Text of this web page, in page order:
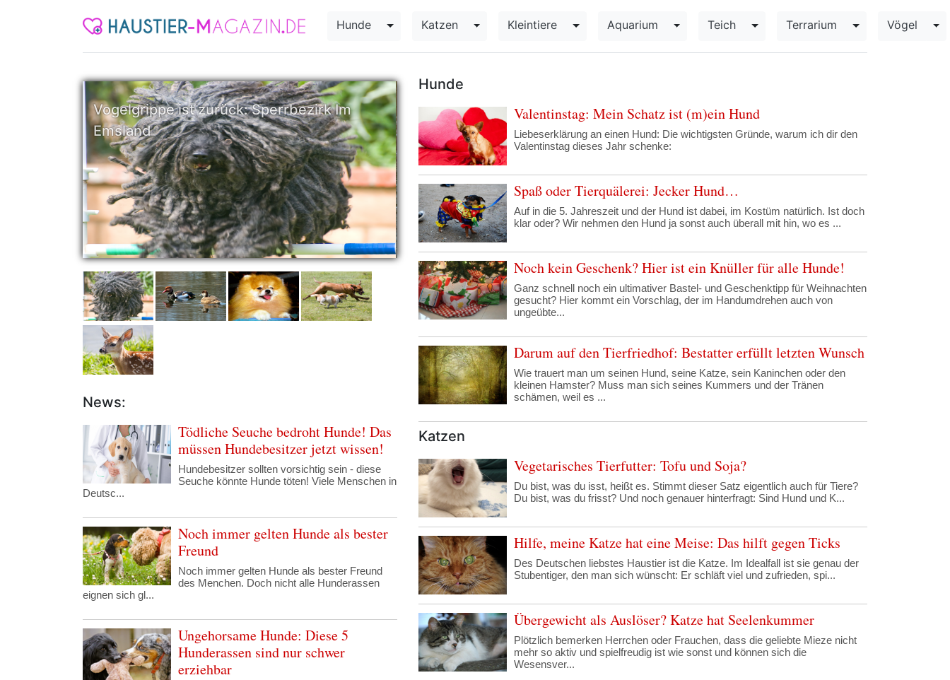
Hunde Toggle Dropdown
Katzen Toggle Dropdown
Kleintiere Toggle Dropdown
Aquarium Toggle Dropdown
Teich Toggle Dropdown
Terrarium Toggle Dropdown
Vögel
Vogelgrippe ist zurück: Sperrbezirk Im
Emsland
News:
Tödliche Seuche bedroht Hunde! Das
müssen Hundebesitzer jetzt wissen!
Hundebesitzer sollten vorsichtig sein - diese
Seuche könnte Hunde töten! Viele Menschen in
Deutsc...
Noch immer gelten Hunde als bester
Freund
Noch immer gelten Hunde als bester Freund
des Menchen. Doch nicht alle Hunderassen
eignen sich gl...
Ungehorsame Hunde: Diese 5
Hunderassen sind nur schwer
erziehbar
Hunde
Valentinstag: Mein Schatz ist (m)ein Hund
Liebeserklärung an einen Hund: Die wichtigsten Gründe, warum ich dir den
Valentinstag dieses Jahr schenke:
Spaß oder Tierquälerei: Jecker Hund…
Auf in die 5. Jahreszeit und der Hund ist dabei, im Kostüm natürlich. Ist doch
klar oder? Wir nehmen den Hund ja sonst auch überall mit hin, wo es ...
Noch kein Geschenk? Hier ist ein Knüller für alle Hunde!
Ganz schnell noch ein ultimativer Bastel- und Geschenktipp für Weihnachten
gesucht? Hier kommt ein Vorschlag, der im Handumdrehen auch von
ungeübte...
Darum auf den Tierfriedhof: Bestatter erfüllt letzten Wunsch
Wie trauert man um seinen Hund, seine Katze, sein Kaninchen oder den
kleinen Hamster? Muss man sich seines Kummers und der Tränen
schämen, weil es ...
Katzen
Vegetarisches Tierfutter: Tofu und Soja?
Du bist, was du isst, heißt es. Stimmt dieser Satz eigentlich auch für Tiere?
Du bist, was du frisst? Und noch genauer hinterfragt: Sind Hund und K...
Hilfe, meine Katze hat eine Meise: Das hilft gegen Ticks
Des Deutschen liebstes Haustier ist die Katze. Im Idealfall ist sie genau der
Stubentiger, den man sich wünscht: Er schläft viel und zufrieden, spi...
Übergewicht als Auslöser? Katze hat Seelenkummer
Plötzlich bemerken Herrchen oder Frauchen, dass die geliebte Mieze nicht
mehr so aktiv und spielfreudig ist wie sonst und können sich die
Wesensver...